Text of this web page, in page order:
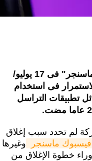
أعلنت شركة "Oath Inc" أنها بصدد إغلاق تطبيق "ياهو ماسنجر" فى 17 يوليو/
فى استخدام
تطبيقات التراسل
لم تحدد سبب إغلاق
فيسبوك ماسنجر
وغيرها
خطوة الإغلاق من